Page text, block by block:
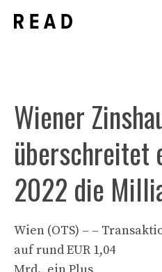
Inhalt
Wiener
überschreitet
2022 die
Wien (OTS) – –
auf rund EUR 1,04